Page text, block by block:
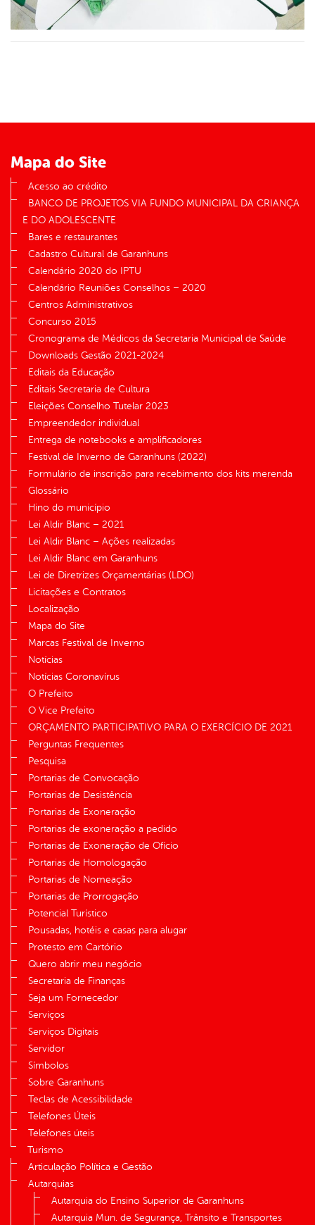
Mapa do Site
Acesso ao crédito
BANCO DE PROJETOS VIA FUNDO MUNICIPAL DA CRIANÇA
E DO ADOLESCENTE
Bares e restaurantes
Cadastro Cultural de Garanhuns
Calendário 2020 do IPTU
Calendário Reuniões Conselhos – 2020
Centros Administrativos
Concurso 2015
Cronograma de Médicos da Secretaria Municipal de Saúde
Downloads Gestão 2021-2024
Editais da Educação
Editais Secretaria de Cultura
Eleições Conselho Tutelar 2023
Empreendedor individual
Entrega de notebooks e amplificadores
Festival de Inverno de Garanhuns (2022)
Formulário de inscrição para recebimento dos kits merenda
Glossário
Hino do município
Lei Aldir Blanc – 2021
Lei Aldir Blanc – Ações realizadas
Lei Aldir Blanc em Garanhuns
Lei de Diretrizes Orçamentárias (LDO)
Licitações e Contratos
Localização
Mapa do Site
Marcas Festival de Inverno
Notícias
Notícias Coronavírus
O Prefeito
O Vice Prefeito
ORÇAMENTO PARTICIPATIVO PARA O EXERCÍCIO DE 2021
Perguntas Frequentes
Pesquisa
Portarias de Convocação
Portarias de Desistência
Portarias de Exoneração
Portarias de exoneração a pedido
Portarias de Exoneração de Ofício
Portarias de Homologação
Portarias de Nomeação
Portarias de Prorrogação
Potencial Turístico
Pousadas, hotéis e casas para alugar
Protesto em Cartório
Quero abrir meu negócio
Secretaria de Finanças
Seja um Fornecedor
Serviços
Serviços Digitais
Servidor
Símbolos
Sobre Garanhuns
Teclas de Acessibilidade
Telefones Úteis
Telefones úteis
Turismo
Articulação Política e Gestão
Autarquias
Autarquia do Ensino Superior de Garanhuns
Autarquia Mun. de Segurança, Trânsito e Transportes